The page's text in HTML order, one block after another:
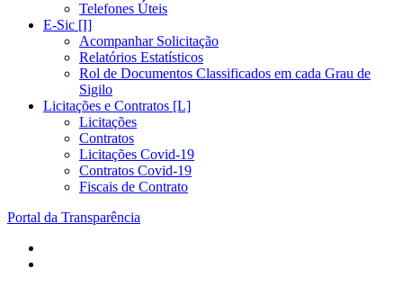
Telefones Úteis
E-Sic [I]
Acompanhar Solicitação
Relatórios Estatísticos
Rol de Documentos Classificados em cada Grau de
Sigilo
Licitações e Contratos [L]
Licitações
Contratos
Licitações Covid-19
Contratos Covid-19
Fiscais de Contrato
Portal da Transparência